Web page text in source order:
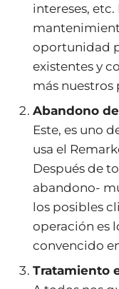
intereses, etc.
oportunidad
existentes y
más nuestros
Abandono
Este, es uno
usa el
Después de
abandono-
los posibles
operación es
convencido
Tratamiento